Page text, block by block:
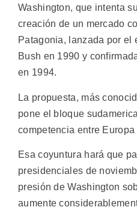
Washington, que intenta
creación de un mercado
Patagonia, lanzada por el
Bush en 1990 y
en 1994.
La propuesta, más
pone el bloque
competencia entre
Esa coyuntura hará que
presidenciales de
presión de Washington
aumente